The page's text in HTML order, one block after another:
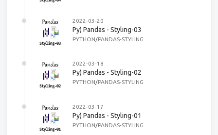
2022-03-20
Py) Pandas - Styling-03
PYTHON/PANDAS-STYLING
2022-03-18
Py) Pandas - Styling-02
PYTHON/PANDAS-STYLING
2022-03-17
Py) Pandas - Styling-01
PYTHON/PANDAS-STYLING